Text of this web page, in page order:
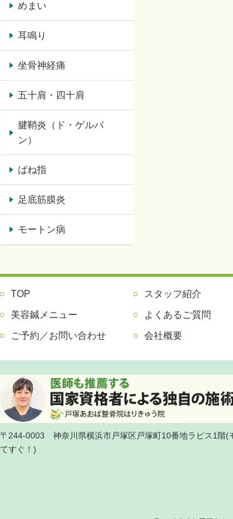
めまい
耳鳴り
坐骨神経痛
五十肩・四十肩
腱鞘炎（ド・ゲルバ
ン）
ばね指
足底筋膜炎
モートン病
TOP スタッフ紹介
美容鍼メニュー よくあるご質問
ご予約／お問い合わせ 会社概要
〒244-0003 神奈川県横浜市戸塚区戸塚町10番地ラピス1階(
てすぐ！)